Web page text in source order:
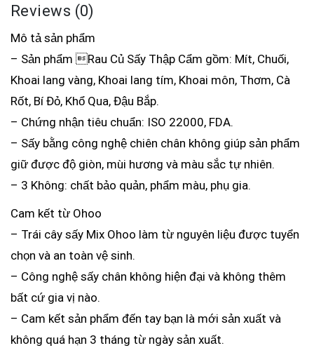
Reviews (0)
Mô tả sản phẩm
– Sản phẩm Rau Củ Sấy Thập Cẩm gồm: Mít, Chuối,
Khoai lang vàng, Khoai lang tím, Khoai môn, Thơm, Cà
Rốt, Bí Đỏ, Khổ Qua, Đậu Bắp.
– Chứng nhận tiêu chuẩn: ISO 22000, FDA.
– Sấy bằng công nghệ chiên chân không giúp sản phẩm
giữ được độ giòn, mùi hương và màu sắc tự nhiên.
– 3 Không: chất bảo quản, phẩm màu, phụ gia.
Cam kết từ Ohoo
– Trái cây sấy Mix Ohoo làm từ nguyên liệu được tuyển
chọn và an toàn vệ sinh.
– Công nghệ sấy chân không hiện đại và không thêm
bất cứ gia vị nào.
– Cam kết sản phẩm đến tay bạn là mới sản xuất và
không quá hạn 3 tháng từ ngày sản xuất.